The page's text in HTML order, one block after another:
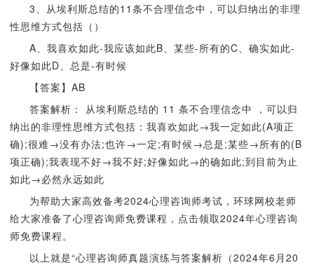
3、从埃利斯总结的11条不合理信念中，可以归纳出的非理
性思维方式包括（）
A、我喜欢如此-我应该如此B、某些-所有的C、确实如此-
好像如此D、总是-有时候
【答案】AB
答案解析： 从埃利斯总结的 11 条不合理信念中 ，可以归
纳出的非理性思维方式包括：我喜欢如此→我一定如此(A项正
确);很难→没有办法;也许→一定;有时候→总是;某些→所有的(B
项正确);我表现不好→我不好;好像如此→的确如此;到目前为止
如此→必然永远如此
为帮助大家高效备考2024心理咨询师考试，环球网校老师
给大家准备了心理咨询师免费课程，点击领取2024年心理咨询
师免费课程。
以上就是“心理咨询师真题演练与答案解析（2024年6月20